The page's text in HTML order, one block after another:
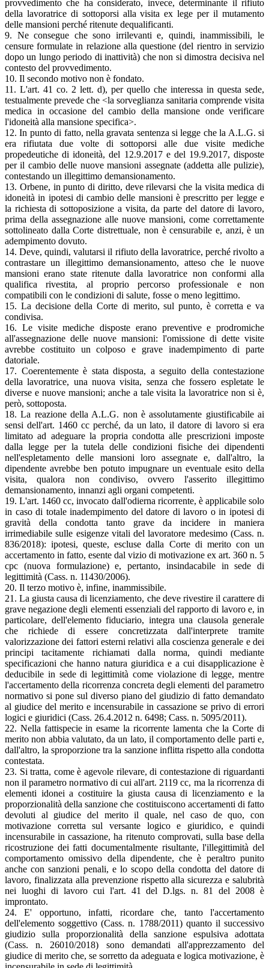
provvedimento che ha considerato, invece, determinante il rifiuto
della lavoratrice di sottoporsi alla visita ex lege per il mutamento
delle mansioni perché ritenute dequalificanti.
9. Ne consegue che sono irrilevanti e, quindi, inammissibili, le
censure formulate in relazione alla questione (del rientro in servizio
dopo un lungo periodo di inattività) che non si dimostra decisiva nel
contesto del provvedimento.
10. Il secondo motivo non è fondato.
11. L'art. 41 co. 2 lett. d), per quello che interessa in questa sede,
testualmente prevede che <la sorveglianza sanitaria comprende visita
medica in occasione del cambio della mansione onde verificare
l'idoneità alla mansione specifica>.
12. In punto di fatto, nella gravata sentenza si legge che la A.L.G. si
era rifiutata due volte di sottoporsi alle due visite mediche
propedeutiche di idoneità, del 12.9.2017 e del 19.9.2017, disposte
per il cambio delle nuove mansioni assegnate (addetta alle pulizie),
contestando un illegittimo demansionamento.
13. Orbene, in punto di diritto, deve rilevarsi che la visita medica di
idoneità in ipotesi di cambio delle mansioni è prescritto per legge e
la richiesta di sottoposizione a visita, da parte del datore di lavoro,
prima della assegnazione alle nuove mansioni, come correttamente
sottolineato dalla Corte distrettuale, non è censurabile e, anzi, è un
adempimento dovuto.
14. Deve, quindi, valutarsi il rifiuto della lavoratrice, perché rivolto a
contrastare un illegittimo demansionamento, atteso che le nuove
mansioni erano state ritenute dalla lavoratrice non conformi alla
qualifica rivestita, al proprio percorso professionale e non
compatibili con le condizioni di salute, fosse o meno legittimo.
15. La decisione della Corte di merito, sul punto, è corretta e va
condivisa.
16. Le visite mediche disposte erano preventive e prodromiche
all'assegnazione delle nuove mansioni: l'omissione di dette visite
avrebbe costituito un colposo e grave inadempimento di parte
datoriale.
17. Coerentemente è stata disposta, a seguito della contestazione
della lavoratrice, una nuova visita, senza che fossero espletate le
diverse e nuove mansioni; anche a tale visita la lavoratrice non si è,
però, sottoposta.
18. La reazione della A.L.G. non è assolutamente giustificabile ai
sensi dell'art. 1460 cc perché, da un lato, il datore di lavoro si era
limitato ad adeguare la propria condotta alle prescrizioni imposte
dalla legge per la tutela delle condizioni fisiche dei dipendenti
nell'espletamento delle mansioni loro assegnate e, dall'altro, la
dipendente avrebbe ben potuto impugnare un eventuale esito della
visita, qualora non condiviso, ovvero l'asserito illegittimo
demansionamento, innanzi agli organi competenti.
19. L'art. 1460 cc, invocato dall'odierna ricorrente, è applicabile solo
in caso di totale inadempimento del datore di lavoro o in ipotesi di
gravità della condotta tanto grave da incidere in maniera
irrimediabile sulle esigenze vitali del lavoratore medesimo (Cass. n.
836/2018): ipotesi, queste, escluse dalla Corte di merito con un
accertamento in fatto, esente dal vizio di motivazione ex art. 360 n. 5
cpc (nuova formulazione) e, pertanto, insindacabile in sede di
legittimità (Cass. n. 11430/2006).
20. Il terzo motivo è, infine, inammissibile.
21. La giusta causa di licenziamento, che deve rivestire il carattere di
grave negazione degli elementi essenziali del rapporto di lavoro e, in
particolare, dell'elemento fiduciario, integra una clausola generale
che richiede di essere concretizzata dall'interprete tramite
valorizzazione dei fattori esterni relativi alla coscienza generale e dei
principi tacitamente richiamati dalla norma, quindi mediante
specificazioni che hanno natura giuridica e a cui disapplicazione è
deducibile in sede di legittimità come violazione di legge, mentre
l'accertamento della ricorrenza concreta degli elementi del parametro
normativo si pone sul diverso piano del giudizio di fatto demandato
al giudice del merito e incensurabile in cassazione se privo di errori
logici e giuridici (Cass. 26.4.2012 n. 6498; Cass. n. 5095/2011).
22. Nella fattispecie in esame la ricorrente lamenta che la Corte di
merito non abbia valutato, da un lato, il comportamento delle parti e,
dall'altro, la sproporzione tra la sanzione inflitta rispetto alla condotta
contestata.
23. Si tratta, come è agevole rilevare, di contestazione di riguardanti
non il parametro normativo di cui all'art. 2119 cc, ma la ricorrenza di
elementi idonei a costituire la giusta causa di licenziamento e la
proporzionalità della sanzione che costituiscono accertamenti di fatto
devoluti al giudice del merito il quale, nel caso de quo, con
motivazione corretta sul versante logico e giuridico, e quindi
incensurabile in cassazione, ha ritenuto comprovati, sulla base della
ricostruzione dei fatti documentalmente risultante, l'illegittimità del
comportamento omissivo della dipendente, che è peraltro punito
anche con sanzioni penali, e lo scopo della condotta del datore di
lavoro, finalizzata alla prevenzione rispetto alla sicurezza e salubrità
nei luoghi di lavoro cui l'art. 41 del D.lgs. n. 81 del 2008 è
improntato.
24. E' opportuno, infatti, ricordare che, tanto l'accertamento
dell'elemento soggettivo (Cass. n. 1788/2011) quanto il successivo
giudizio sulla proporzionalità della sanzione espulsiva adottata
(Cass. n. 26010/2018) sono demandati all'apprezzamento del
giudice di merito che, se sorretto da adeguata e logica motivazione, è